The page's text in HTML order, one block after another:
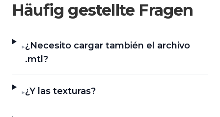
Häufig gestellte Fragen
▶¿Necesito cargar también el archivo
.mtl?
▶¿Y las texturas?